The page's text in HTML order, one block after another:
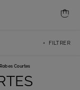
Robes Courtes
+ FILTRER